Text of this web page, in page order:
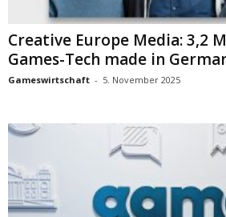
Creative Europe Media: 3,2
Games-Tech made in
Gameswirtschaft - 5. November 2025